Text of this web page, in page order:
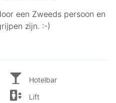
een Zweeds persoon en
zijn. :-)
Hotelbar
Lift